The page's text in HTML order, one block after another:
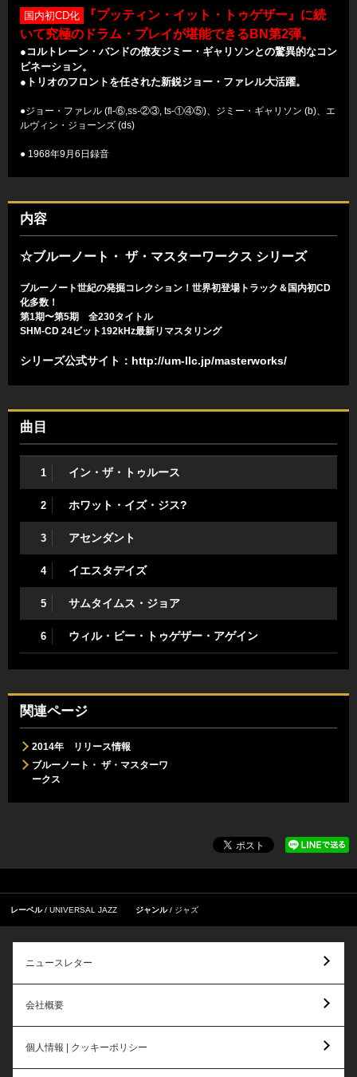
国内初CD化
『プッティン・イット・トゥゲザー』に続
いて究極のドラム・プレイが堪能できるBN第2弾。
●コルトレーン・バンドの僚友ジミー・ギャリソンとの驚異的なコン
ビネーション。
●トリオのフロントを任された新鋭ジョー・ファレル大活躍。
●ジョー・ファレル (fl-⑥,ss-②③, ts-①④⑤)、ジミー・ギャリソン (b)、エ
ルヴィン・ジョーンズ (ds)
● 1968年9月6日録音
内容
☆ブルーノート・ ザ・マスターワークス シリーズ
ブルーノート世紀の発掘コレクション！世界初登場トラック＆国内初CD
化多数！
第1期〜第5期 全230タイトル
SHM-CD 24ビット192kHz最新リマスタリング
シリーズ公式サイト： http://um-llc.jp/masterworks/
曲目
1 イン・ザ・トゥルース
2 ホワット・イズ・ジス?
3 アセンダント
4 イエスタデイズ
5 サムタイムス・ジョア
6 ウィル・ビー・トゥゲザー・アゲイン
関連ページ
2014年 リリース情報
ブルーノート・ ザ・マスターワ
ークス
レーベル UNIVERSAL JAZZ ジャンル ジャズ
ニュースレター
会社概要
個人情報 | クッキーポリシー